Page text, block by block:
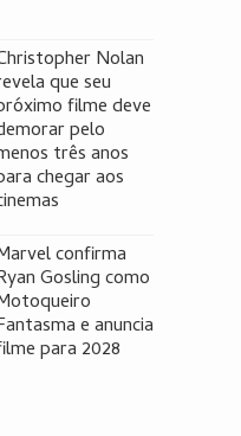
Nolan
que seu
filme deve
pelo
três anos
chegar aos
confirma
Gosling como
e anuncia
para 2028